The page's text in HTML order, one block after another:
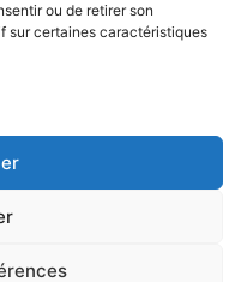
ou de retirer son
sur certaines caractéristiques
817 726 854 00018 –